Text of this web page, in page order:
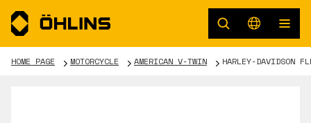
HOME PAGE MOTORCYCLE AMERICAN V-TWIN HARLEY-DAVIDSON